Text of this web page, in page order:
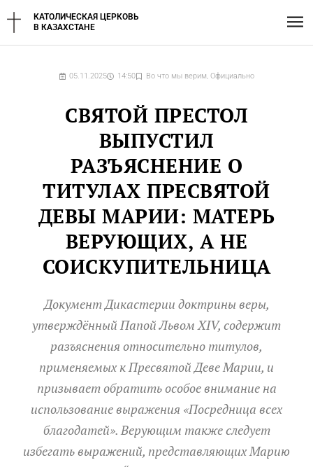
Перейти
содержимому
КАТОЛИЧЕСКАЯ ЦЕРКОВЬ
В КАЗАХСТАНЕ
05.11.2025 14:50 Во что мы верим, Официально
СВЯТОЙ ПРЕСТОЛ
ВЫПУСТИЛ
РАЗЪЯСНЕНИЕ О
ТИТУЛАХ ПРЕСВЯТОЙ
ДЕВЫ МАРИИ: МАТЕРЬ
ВЕРУЮЩИХ, А НЕ
СОИСКУПИТЕЛЬНИЦА
Документ Дикастерии доктрины веры,
утверждённый Папой Львом XIV, содержит
разъяснения относительно титулов,
применяемых к Пресвятой Деве Марии, и
призывает обратить особое внимание на
использование выражения «Посредница всех
благодатей». Верующим также следует
избегать выражений, представляющих Марию